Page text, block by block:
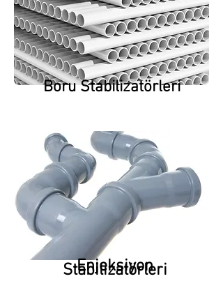
Boru Stabilizatörleri
Enjeksiyon
Stabilizatörleri